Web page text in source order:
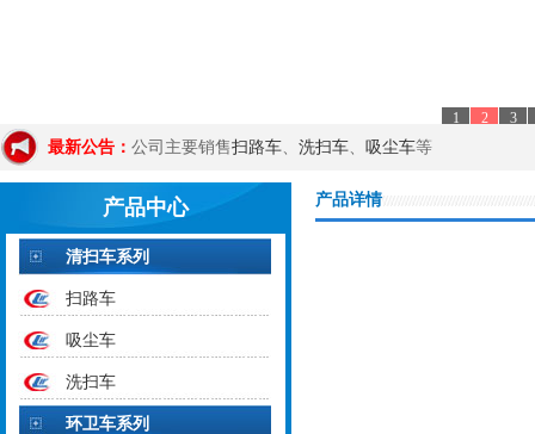
3
2
1
最新公告： 公司主要销售扫路车、 洗扫车、 吸尘车等
产品中心
清扫车系列
扫路车
吸尘车
洗扫车
环卫车系列
产品详情